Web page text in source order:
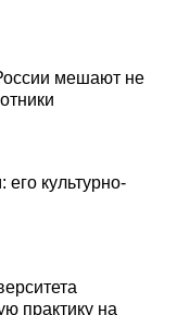
мешают не
его культурно-
практику на